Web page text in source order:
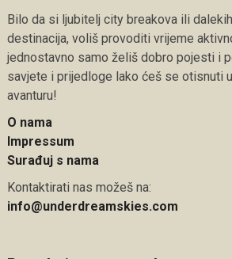
Bilo da si ljubitelj city breakova ili
destinacija, voliš provoditi vrijeme
jednostavno samo želiš dobro pojesti i
savjete i prijedloge lako ćeš se otisnuti
avanturu!
O nama
Impressum
Surađuj s nama
Kontaktirati nas možeš na:
info@underdreamskies.com